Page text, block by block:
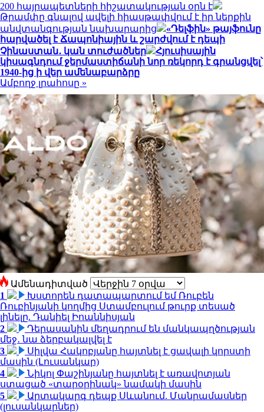
200 հայրապետների հիշատակության օրն է
Թրամփը գնալով ավելի հիասթափվում է իր ներքին
անվտանգության նախարարից
«Դելֆին» թայֆունը
հարվածել է Ճապոնիային և շարժվում է դեպի
Չինաստան․ կան տուժածներ
Հյուսիսային
կիսագնդում ջերմաստիճանի նոր ռեկորդ է գրանցվել՝
1940-ից ի վեր ամենաբարձրը
Ամբողջ լրահոսը »
Ամենադիտված
1
Խստորեն դատապարտում եմ Ռուբեն
Ռուբինյանի կողմից Ստամբուլում թուրք տեսած
լինելը. Դանիել Իոաննիսյան
2
Դերասանին մեղադրում են մանկապղծության
մեջ․ նա ձերբակալվել է
3
Սիլվա Հակոբյանը հայտնել է ցավալի կորստի
մասին (Լուսանկար)
4
Նիկոլ Փաշինյանը հայտնել է առավոտյան
ստացած «տարօրինակ» նամակի մասին
5
Արտակարգ դեպք Սևանում. Մանրամասներ
(լուսանկարներ)